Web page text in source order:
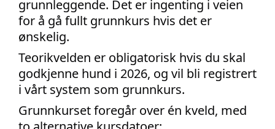
grunnleggende. Det er ingenting i veien
for å gå fullt grunnkurs hvis det er
ønskelig.
Teorikvelden er obligatorisk hvis du skal
godkjenne hund i 2026, og vil bli registrert
i vårt system som grunnkurs.
Grunnkurset foregår over én kveld, med